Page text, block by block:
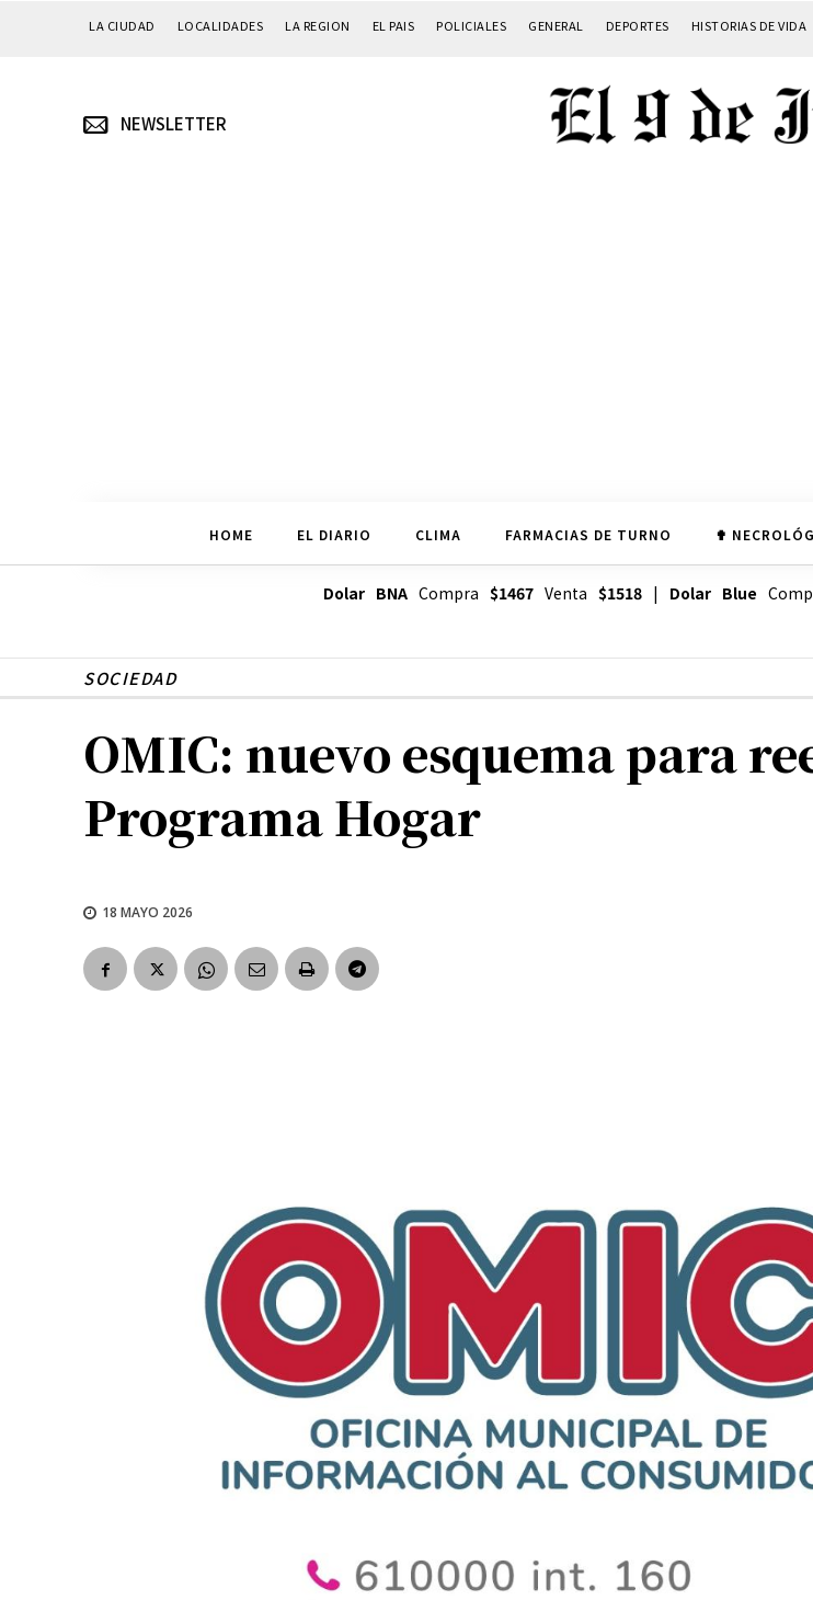
LA CIUDAD LOCALIDADES LA REGION EL PAIS POLICIALES GENERAL DEPORTES HISTORIAS DE VIDA
NEWSLETTER
HOME EL DIARIO CLIMA FARMACIAS DE TURNO ✟
Dolar BNACompra $1467Venta $1518| Dolar Blue
SOCIEDAD
OMIC: nuevo esquema para
Programa Hogar
18 MAYO 2026